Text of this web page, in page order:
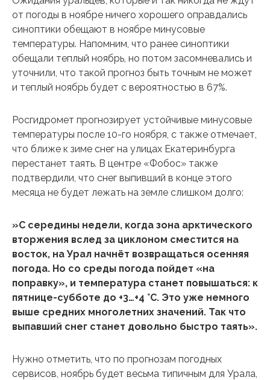
от погоды в ноябре ничего хорошего оправдались
синоптики обещают в ноябре минусовые
температуры. Напомним, что ранее синоптики
обещали теплый ноябрь, но потом засомневались и
уточнили, что такой прогноз быть точным не может
и теплый ноябрь будет с вероятностью в 67%.
Росгидромет прогнозирует устойчивые минусовые
температуры после 10-го ноября, с также отмечает,
что ближе к зиме снег на улицах Екатеринбурга
перестанет таять. В центре «Фобос» также
подтвердили, что снег выпивший в конце этого
месяца не будет лежать на земле слишком долго:
»С середины недели, когда зона арктического
вторжения вслед за циклоном сместится на
восток, на Урал начнёт возвращаться осенняя
погода. Но со среды погода пойдет «на
поправку», и температура станет повышаться: к
пятнице-субботе до +3…+4 °C. Это уже немного
выше средних многолетних значений. Так что
выпавший снег станет довольно быстро таять».
Нужно отметить, что по прогнозам погодных
сервисов, ноябрь будет весьма типичным для Урала,